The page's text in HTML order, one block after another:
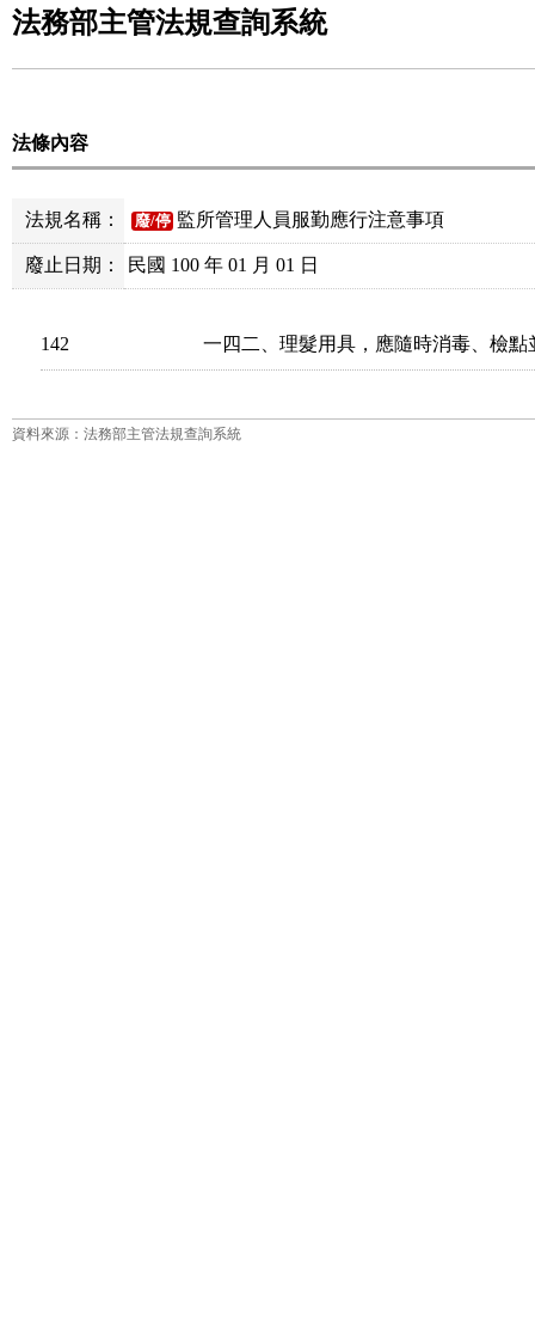
法務部主管法規查詢系統
法條內容
法規名稱： 廢/停 監所管理人員服勤應行注意事項
廢止日期： 民國 100 年 01 月 01 日
142 一四二、理髮用具，應隨時消毒、檢點
資料來源：法務部主管法規查詢系統